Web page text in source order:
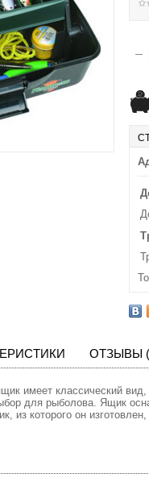
ОТЗЫВЫ
имеет классический
для рыболова. Ящик
из которого он